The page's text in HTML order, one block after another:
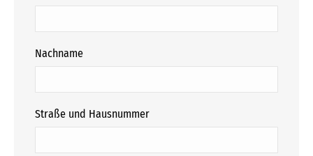
Nachname
Straße und Hausnummer